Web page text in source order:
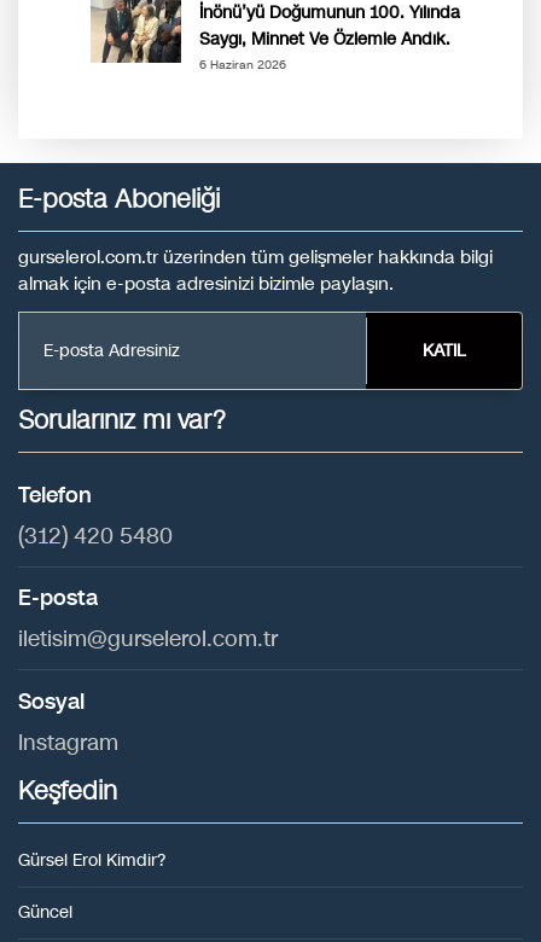
İnönü’yü Doğumunun 100. Yılında
Saygı, Minnet Ve Özlemle Andık.
6 Haziran 2026
E-posta Aboneliği
gurselerol.com.tr üzerinden tüm gelişmeler hakkında bilgi
almak için e-posta adresinizi bizimle paylaşın.
KATIL
Sorularınız mı var?
Telefon
(312) 420 5480
E-posta
iletisim@gurselerol.com.tr
Sosyal
Instagram
Keşfedin
Gürsel Erol Kimdir?
Güncel